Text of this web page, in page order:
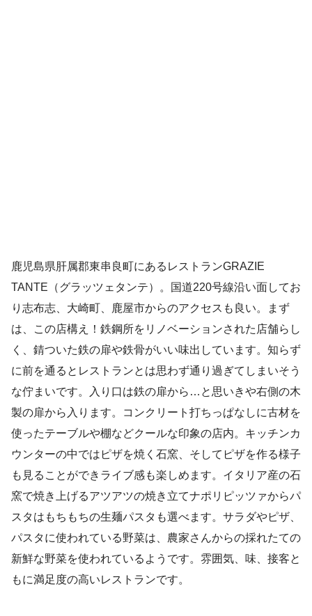
鹿児島県肝属郡東串良町にあるレストランGRAZIE
TANTE（グラッツェタンテ）。国道220号線沿い面してお
り志布志、大崎町、鹿屋市からのアクセスも良い。まず
は、この店構え！鉄鋼所をリノベーションされた店舗らし
く、錆ついた鉄の扉や鉄骨がいい味出しています。知らず
に前を通るとレストランとは思わず通り過ぎてしまいそう
な佇まいです。入り口は鉄の扉から…と思いきや右側の木
製の扉から入ります。コンクリート打ちっぱなしに古材を
使ったテーブルや棚などクールな印象の店内。キッチンカ
ウンターの中ではピザを焼く石窯、そしてピザを作る様子
も見ることができライブ感も楽しめます。イタリア産の石
窯で焼き上げるアツアツの焼き立てナポリピッツァからパ
スタはもちもちの生麺パスタも選べます。サラダやピザ、
パスタに使われている野菜は、農家さんからの採れたての
新鮮な野菜を使われているようです。雰囲気、味、接客と
もに満足度の高いレストランです。